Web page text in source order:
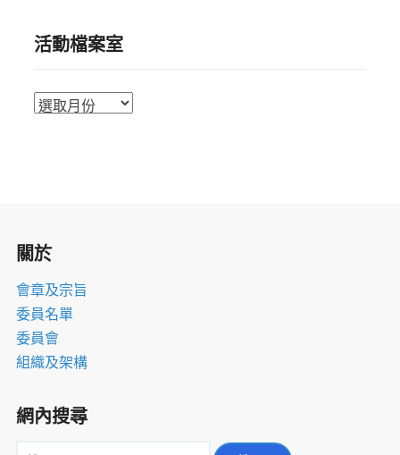
活動檔案室
活
關於
會章及宗旨
委員名單
委員會
組織及架構
網內搜尋
搜